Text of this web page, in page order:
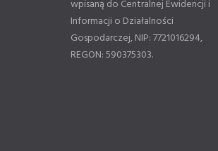
wpisaną do Centralnej Ewidencji i
Informacji o Działalności
Gospodarczej, NIP: 7721016294,
REGON: 590375303.